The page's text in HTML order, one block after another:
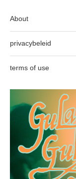
About
privacybeleid
terms of use